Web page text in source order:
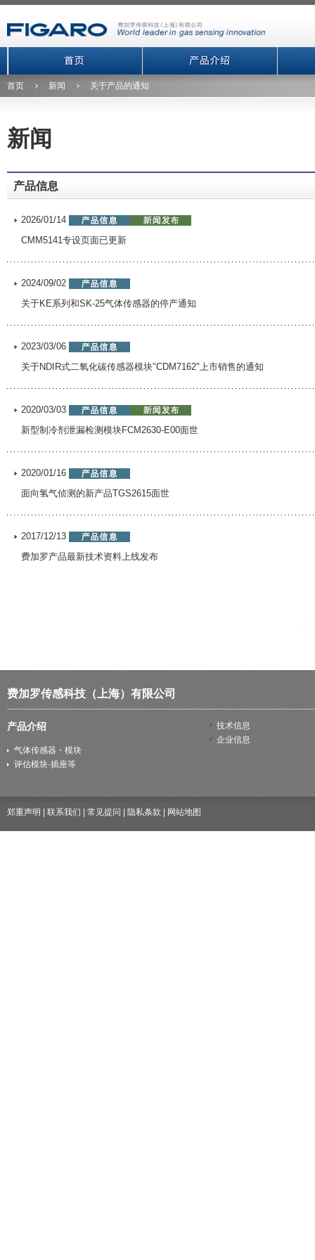
首页 新闻 关于产品的通知
新闻
产品信息
2026/01/14
CMM5141专设页面已更新
2024/09/02
关于KE系列和SK-25气体传感器的停产通知
2023/03/06
关于NDIR式二氧化碳传感器模块"CDM7162"上市销售的通知
2020/03/03
新型制冷剂泄漏检测模块FCM2630-E00面世
2020/01/16
面向氢气侦测的新产品TGS2615面世
2017/12/13
费加罗产品最新技术资料上线发布
费加罗传感科技（上海）有限公司
产品介绍
气体传感器・模块
评估模块·插座等
技术信息
企业信息
郑重声明 联系我们 常见提问 隐私条款 网站地图